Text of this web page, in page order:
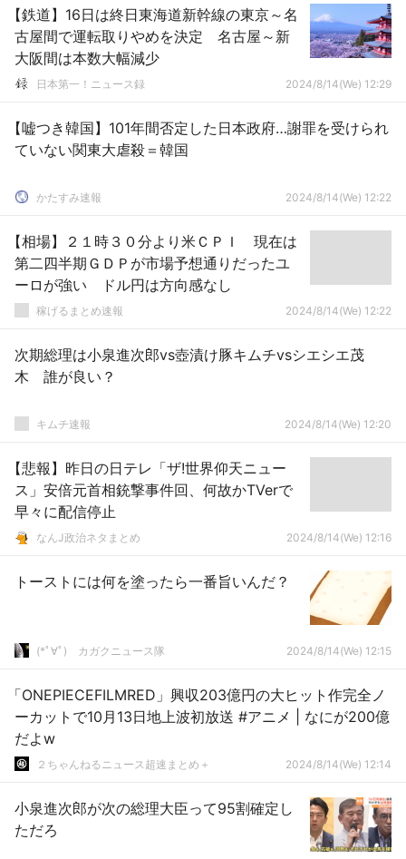
【鉄道】16日は終日東海道新幹線の東京～名
古屋間で運転取りやめを決定 名古屋～新
大阪間は本数大幅減少
日本第一！ニュース録 2024/8/14(We) 12:29
【嘘つき韓国】101年間否定した日本政府…謝罪を受けられ
ていない関東大虐殺＝韓国
かたすみ速報 2024/8/14(We) 12:22
【相場】２１時３０分より米ＣＰＩ 現在は
第二四半期ＧＤＰが市場予想通りだったユ
ーロが強い ドル円は方向感なし
稼げるまとめ速報 2024/8/14(We) 12:22
次期総理は小泉進次郎vs壺漬け豚キムチvsシエシエ茂
木 誰が良い？
キムチ速報 2024/8/14(We) 12:20
【悲報】昨日の日テレ「ザ!世界仰天ニュー
ス」安倍元首相銃撃事件回、何故かTVerで
早々に配信停止
なんJ政治ネタまとめ 2024/8/14(We) 12:16
トーストには何を塗ったら一番旨いんだ？
(*ﾟ∀ﾟ)ゞカガクニュース隊 2024/8/14(We) 12:15
「ONEPIECEFILMRED」興収203億円の大ヒット作完全ノ
ーカットで10月13日地上波初放送 #アニメ | なにが200億
だよw
２ちゃんねるニュース超速まとめ＋ 2024/8/14(We) 12:14
小泉進次郎が次の総理大臣って95割確定し
ただろ